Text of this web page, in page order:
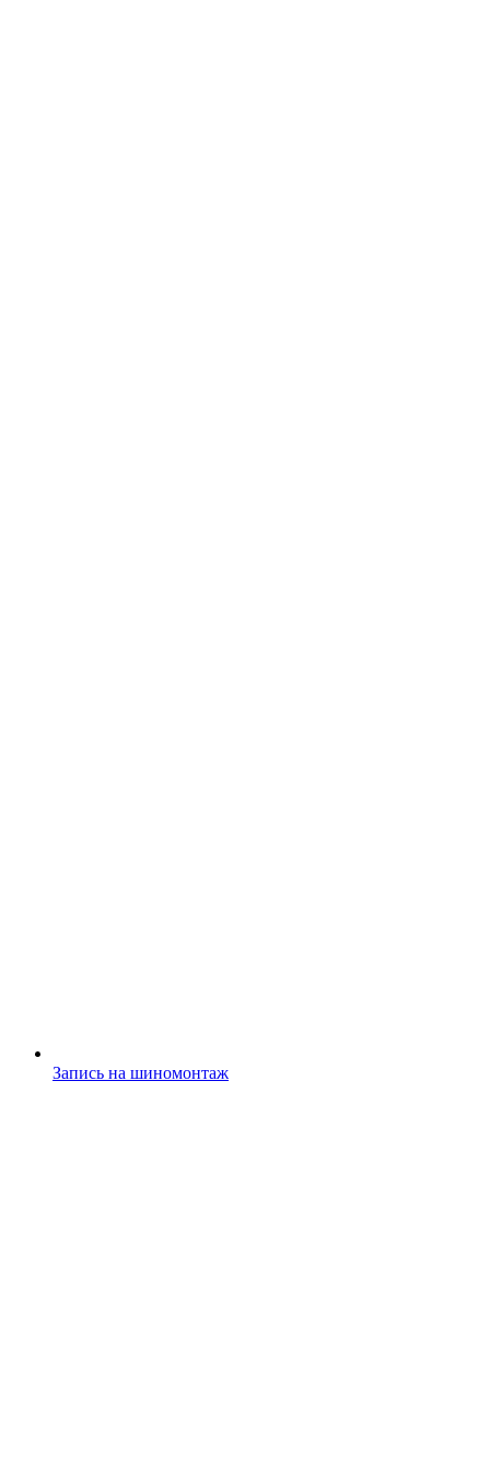
Запись на шиномонтаж